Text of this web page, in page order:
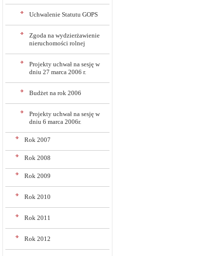
Uchwalenie Statutu GOPS
Zgoda na wydzierżawienie
nieruchomości rolnej
Projekty uchwał na sesję w
dniu 27 marca 2006 r.
Budżet na rok 2006
Projekty uchwał na sesję w
dniu 6 marca 2006r.
Rok 2007
Rok 2008
Rok 2009
Rok 2010
Rok 2011
Rok 2012